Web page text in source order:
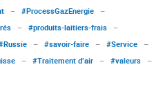
– #ProcessGazEnergie
–
– #produits-laitiers-frais
–
– #savoir-faire – #Service
–
– #Traitement d’air – #valeurs
–